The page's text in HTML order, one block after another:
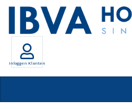
Inloggen Klanten